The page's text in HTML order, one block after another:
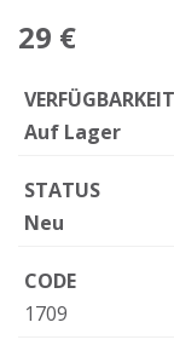
29 €
VERFÜGBARKEIT
Auf Lager
STATUS
Neu
CODE
1709